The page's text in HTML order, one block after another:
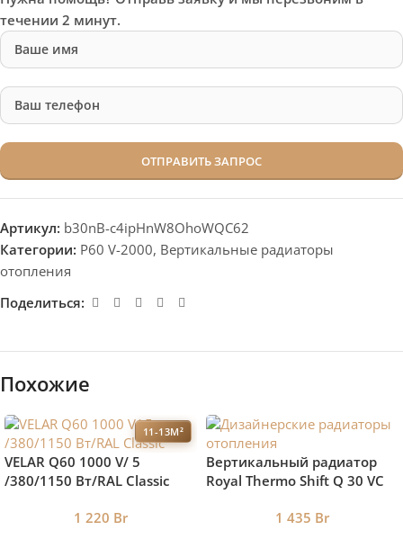
течении 2 минут.
Артикул: b30nB-c4ipHnW8OhoWQC62
Категории: P60 V-2000, Вертикальные радиаторы
отопления
Поделиться:
Похожие
11-13М²
VELAR Q60 1000 V/ 5
/380/1150 Вт/RAL Classic
1 220 Br
Вертикальный радиатор
Royal Thermo Shift Q 30 VС
подключение
1 435 Br